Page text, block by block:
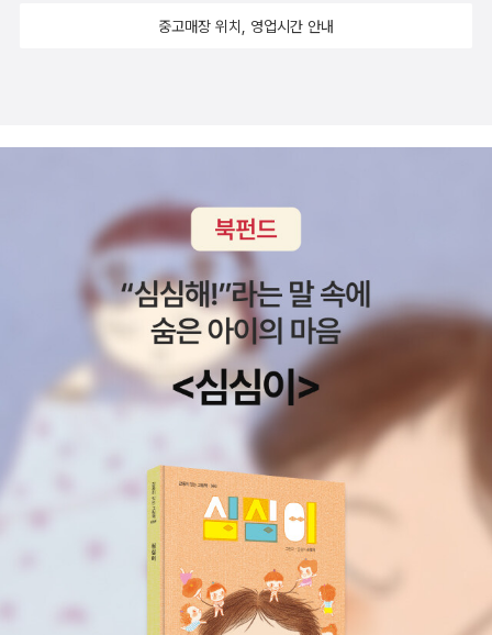
중고매장 위치, 영업시간 안내